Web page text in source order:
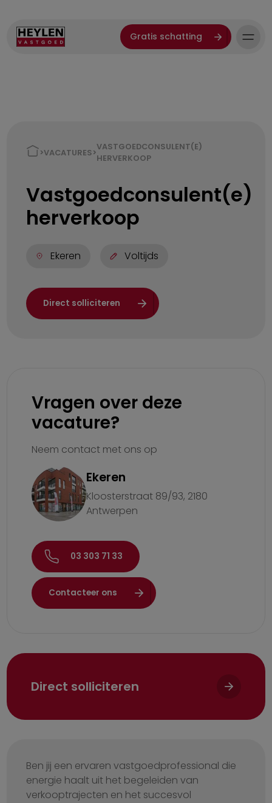
Gratis schatting
>VACATURES>
VASTGOEDCONSULENT(E)
HERVERKOOP
Vastgoedconsulent(e)
herverkoop
Ekeren Voltijds
Direct solliciteren
Vragen over deze
vacature?
Neem contact met ons op
Ekeren
Kloosterstraat 89/93, 2180
Antwerpen
03 303 71 33
Contacteer ons
Direct solliciteren
Ben jij een ervaren vastgoedprofessional die
energie haalt uit het begeleiden van
verkooptrajecten en het succesvol